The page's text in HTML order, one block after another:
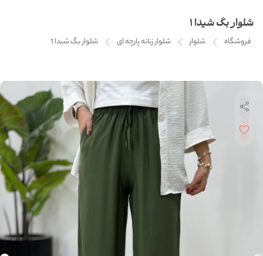
شلوار بگ شیدا 1
فروشگاه شلوار شلوار زنانه پارچه ای شلوار بگ شیدا 1